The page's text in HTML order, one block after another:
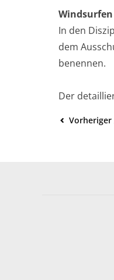
In den
dem
benennen.
Der